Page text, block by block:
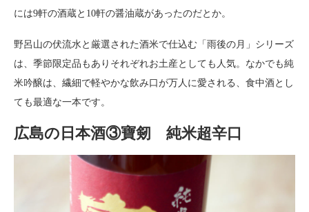
には9軒の酒蔵と10軒の醤油蔵があったのだとか。
野呂山の伏流水と厳選された酒米で仕込む「雨後の月」シリーズ
は、季節限定品もありそれぞれお土産としても人気。なかでも純
米吟醸は、繊細で軽やかな飲み口が万人に愛される、食中酒とし
ても最適な一本です。
広島の日本酒③寶剱 純米超辛口